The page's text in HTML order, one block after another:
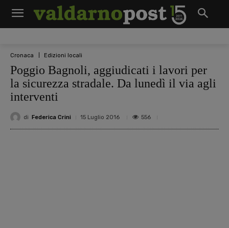
Cronaca Edizioni locali
Poggio Bagnoli, aggiudicati i lavori per
la sicurezza stradale. Da lunedì il via agli
interventi
di Federica Crini 15 Luglio 2016 556